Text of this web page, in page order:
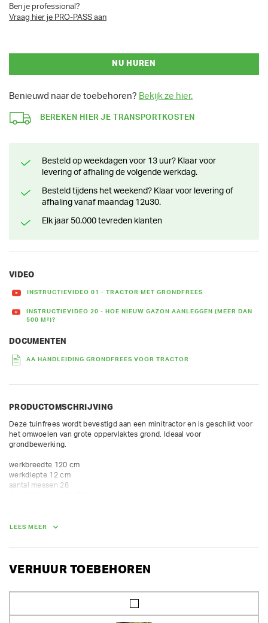
Ben je professional?
Vraag hier je PRO-PASS aan
NU HUREN
Benieuwd naar de toebehoren? Bekijk ze hier.
BEREKEN HIER JE TRANSPORTKOSTEN
Besteld op weekdagen voor 13 uur? Klaar voor
levering of afhaling de volgende werkdag.
Besteld tijdens het weekend? Klaar voor levering of
afhaling vanaf maandag 12u30.
Elk jaar 50.000 tevreden klanten
VIDEO
INSTRUCTIEVIDEO 01 - TRACTOR MET GRONDFREES
INSTRUCTIEVIDEO 20 - HOE NIEUW GAZON AANLEGGEN (MEER DAN
500 M²)?
DOCUMENTEN
AA HANDLEIDING GRONDFREES VOOR TRACTOR
PRODUCTOMSCHRIJVING
Deze tuinfrees wordt bevestigd aan een minitractor en is geschikt voor
het omwoelen van grote oppervlaktes grond. Ideaal voor
grondbewerking.
werkbreedte 120 cm
werkdiepte 12 cm
aantal messen 28
cardan met breekbout.
eigen cardan met breekbout, anders vervalt de verzekeringsdekking.
GEWICHT
225.00 kg
LEES MEER
VERHUUR TOEBEHOREN